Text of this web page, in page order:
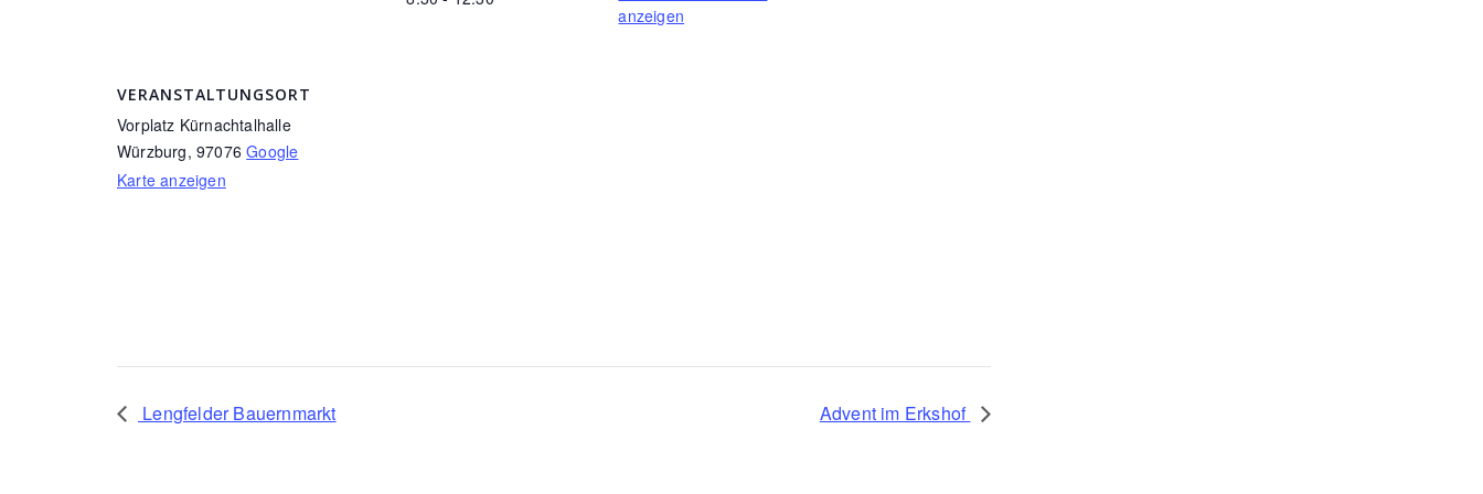
anzeigen
VERANSTALTUNGSORT
Vorplatz Kürnachtalhalle
Würzburg, 97076 Google
Karte anzeigen
Lengfelder Bauernmarkt Advent im Erkshof